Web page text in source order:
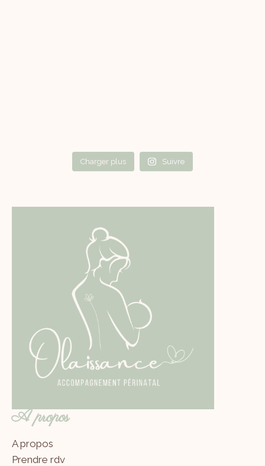
Charger plus Suivre
A propos
A propos
Prendre rdv